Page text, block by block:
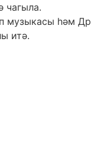
чагыла.
музыкасы һәм
итә.